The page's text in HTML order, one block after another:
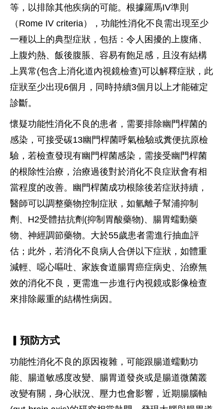
等，以排除其他疾病的可能。根據羅馬IV準則
（Rome IV criteria），功能性消化不良需出現至少
一種以上的典型症狀，包括：令人困擾的上腹痛、
上腹灼熱、飯後腹脹、容易有飽足感，且沒有結構
上異常(包含上消化道內視鏡檢查)可以解釋症狀，此
症狀至少出現6個月，同時持續3個月以上才能確定
診斷。
懷疑功能性消化不良的患者，需要排除幽門桿菌的
感染，可接受碳13幽門桿菌呼氣檢驗或糞便抗原檢
驗，若檢查發現有幽門桿菌感染，需接受幽門桿菌
的根除性治療，治療過後對於消化不良症狀會有相
當程度的改善。幽門桿菌成功根除後若症狀持續，
醫師可以調整藥物控制症狀，如氫離子幫浦抑制
劑、H2受體拮抗劑(抑制胃酸藥物)、腸胃蠕動藥
物、神經調節藥物。大於55歲患者需進行抽血評
估；此外，若消化不良病人合併以下症狀，如體重
減輕、噁心嘔吐、家族食道腸胃癌症病史、治療無
效的消化不良，更需進一步進行內視鏡或影像檢查
來排除嚴重的結構性病因。
▎預防方式
功能性消化不良的原因複雜，可能跟腸道蠕動功
能、腸道敏感度改變、腸胃道發炎或是腸道微菌叢
改變有關，身心狀況、壓力也會影響，近期腸腦軸